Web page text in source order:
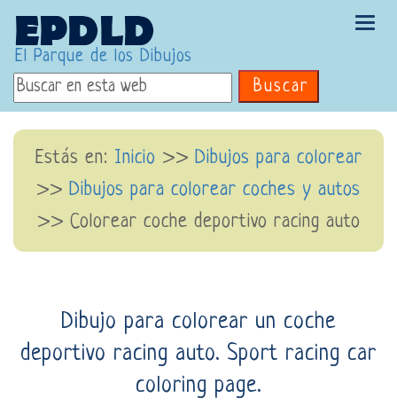
El Parque de los Dibujos
Buscar
Estás en: Inicio >> Dibujos para colorear
>> Dibujos para colorear coches y autos
>> Colorear coche deportivo racing auto
Dibujo para colorear un coche
deportivo racing auto. Sport racing car
coloring page.